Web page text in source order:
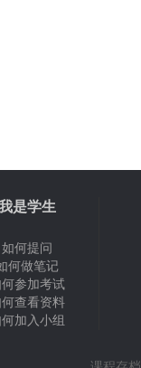
是学生
如何提问
何做笔记
参加考试
查看资料
加入小组